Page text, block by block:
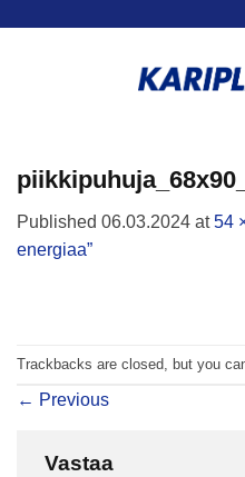
Published 06.03.2024 at54
energiaa”
Trackbacks are closed, but you
← Previous
Vastaa